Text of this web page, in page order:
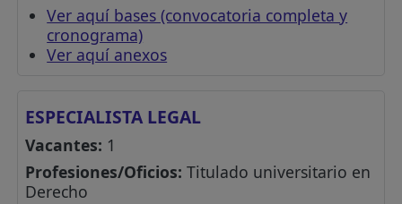
Ver aquí bases (convocatoria completa y
cronograma)
Ver aquí anexos
ESPECIALISTA LEGAL
Vacantes: 1
Profesiones/Oficios: Titulado universitario en
Derecho